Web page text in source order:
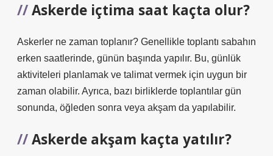
Askerde içtima saat kaçta olur?
Askerler ne zaman toplanır? Genellikle toplantı sabahın
erken saatlerinde, günün başında yapılır. Bu, günlük
aktiviteleri planlamak ve talimat vermek için uygun bir
zaman olabilir. Ayrıca, bazı birliklerde toplantılar gün
sonunda, öğleden sonra veya akşam da yapılabilir.
Askerde akşam kaçta yatılır?